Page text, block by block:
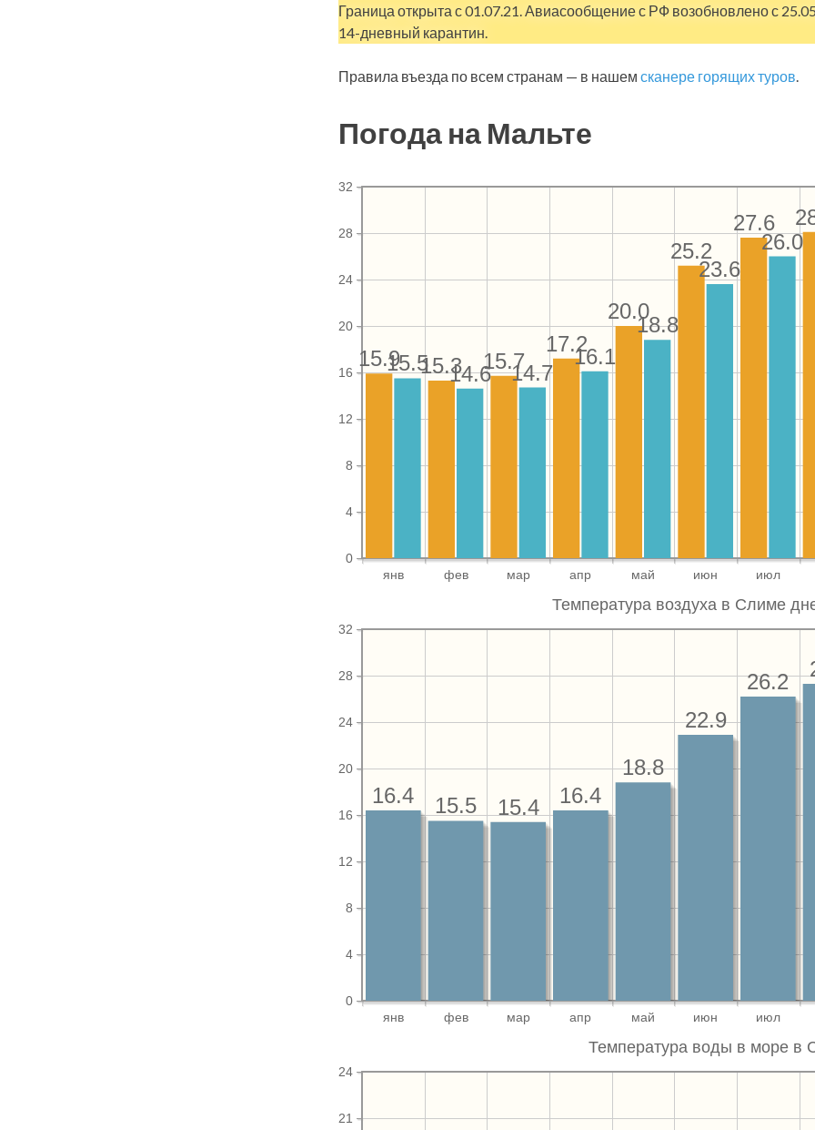
Граница открыта с 01.07.21. Авиасообщение с РФ возобновлено с
14-дневный карантин.
Правила въезда по всем странам — в нашем сканере горящих туров.
Погода на Мальте